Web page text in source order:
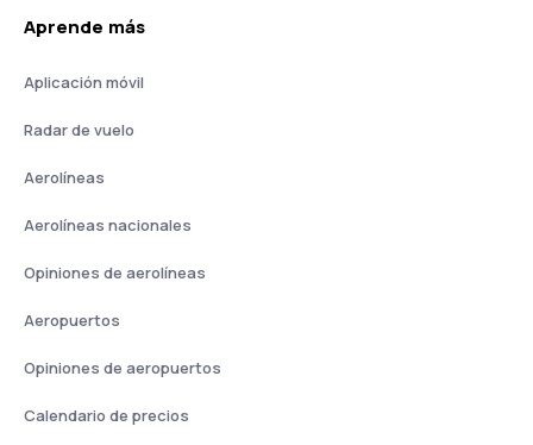
Aprende más
Aplicación móvil
Radar de vuelo
Aerolíneas
Aerolíneas nacionales
Opiniones de aerolíneas
Aeropuertos
Opiniones de aeropuertos
Calendario de precios